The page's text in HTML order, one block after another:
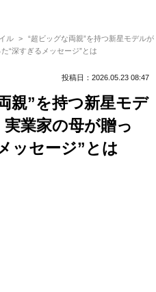
ル
“超ビッグな両親”を持つ新星モデルが
“深すぎるメッセージ”とは
投稿日：2026.05.23 08:47
親”を持つ新星モデ
業家の母が贈っ
ッセージ”とは